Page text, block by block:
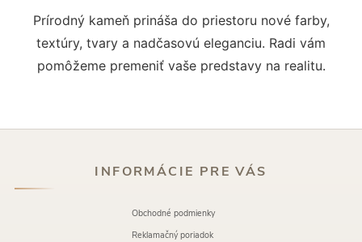
Prírodný kameň prináša do priestoru nové farby,
textúry, tvary a nadčasovú eleganciu. Radi vám
pomôžeme premeniť vaše predstavy na realitu.
INFORMÁCIE PRE VÁS
Obchodné podmienky
Reklamačný poriadok